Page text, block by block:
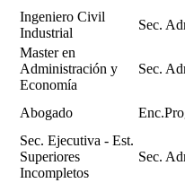
Ingeniero Civil
Industrial
Sec.
Master en
Administración y
Economía
Sec.
Abogado
Sec. Ejecutiva - Est.
Superiores
Incompletos
Sec.